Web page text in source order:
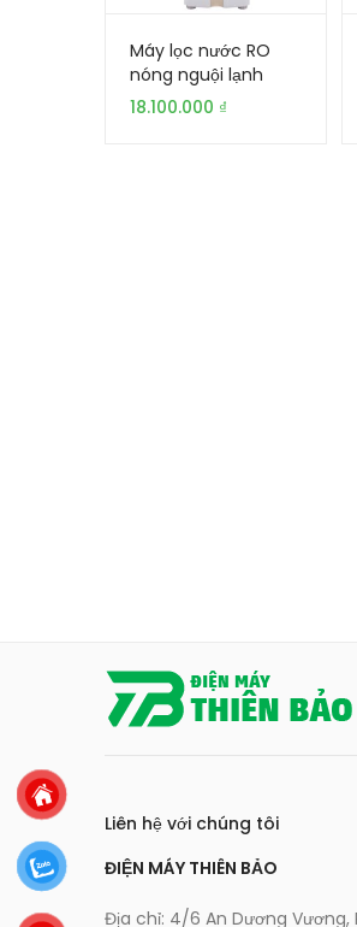
Máy lọc nước RO
nóng nguội lạnh
A.O.Smith ADR75-V-
18.100.000 ₫
Liên hệ với chúng tôi
ĐIỆN MÁY THIÊN BẢO
Địa chỉ: 4/6 An Dương Vương,